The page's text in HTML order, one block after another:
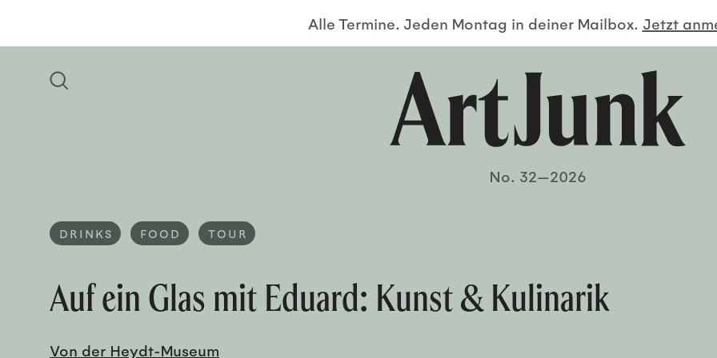
Alle Termine. Jeden Montag in deiner Mailbox. Jetzt
No. 32—2026
DRINKS FOOD TOUR
Auf ein Glas mit Eduard: Kunst & Kulinarik
Von der Heydt-Museum